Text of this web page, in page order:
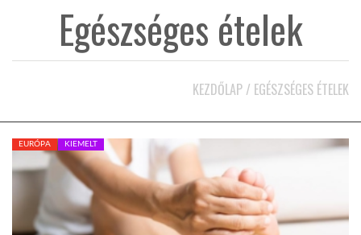
HÍR3D
TROPICALMAGAZIN
GLOBOTV
Egészséges ételek
KEZDŐLAP / EGÉSZSÉGES ÉTELEK
EURÓPA KIEMELT